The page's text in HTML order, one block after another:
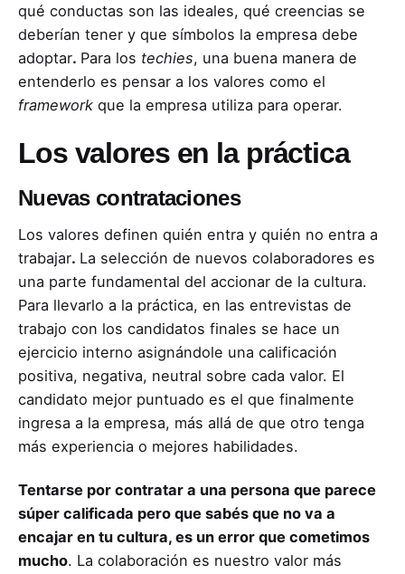
qué conductas son las ideales, qué creencias se
deberían tener y que símbolos la empresa debe
adoptar. Para los techies, una buena manera de
entenderlo es pensar a los valores como el
framework que la empresa utiliza para operar.
Los valores en la práctica
Nuevas contrataciones
Los valores definen quién entra y quién no entra a
trabajar. La selección de nuevos colaboradores es
una parte fundamental del accionar de la cultura.
Para llevarlo a la práctica, en las entrevistas de
trabajo con los candidatos finales se hace un
ejercicio interno asignándole una calificación
positiva, negativa, neutral sobre cada valor. El
candidato mejor puntuado es el que finalmente
ingresa a la empresa, más allá de que otro tenga
más experiencia o mejores habilidades.
Tentarse por contratar a una persona que parece
súper calificada pero que sabés que no va a
encajar en tu cultura, es un error que cometimos
mucho. La colaboración es nuestro valor más